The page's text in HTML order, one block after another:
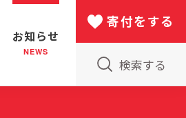
日本における救世軍の130年
お知らせ
NEWS
検索する
寄付をする